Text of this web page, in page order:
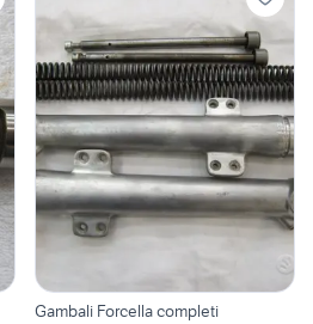
Gambali Forcella completi